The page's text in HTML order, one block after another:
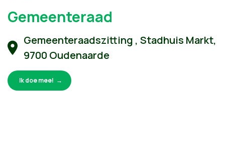
Gemeenteraad
Gemeenteraadszitting , Stadhuis Markt,
9700 Oudenaarde
Ik doe mee!